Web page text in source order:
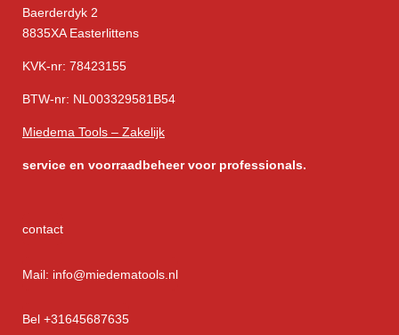
Baerderdyk 2
8835XA Easterlittens
KVK-nr: 78423155
BTW-nr: NL003329581B54
Miedema Tools – Zakelijk
service en voorraadbeheer voor professionals.
contact
Mail: info@miedematools.nl
Bel +31645687635